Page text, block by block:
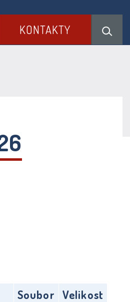
KONTAKTY
Soubor
Velikost